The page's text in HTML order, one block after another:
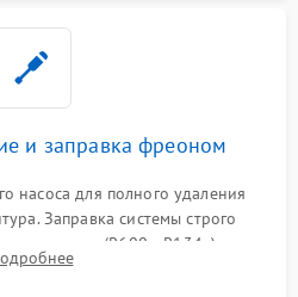
и заправка фреоном
насоса для полного удаления
Заправка системы строго
(R600a, R134a) по
рабочего давления в системе.